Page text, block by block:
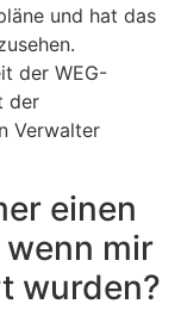
und hat das
der WEG-
der
Verwalter
einen
mir
wurden?